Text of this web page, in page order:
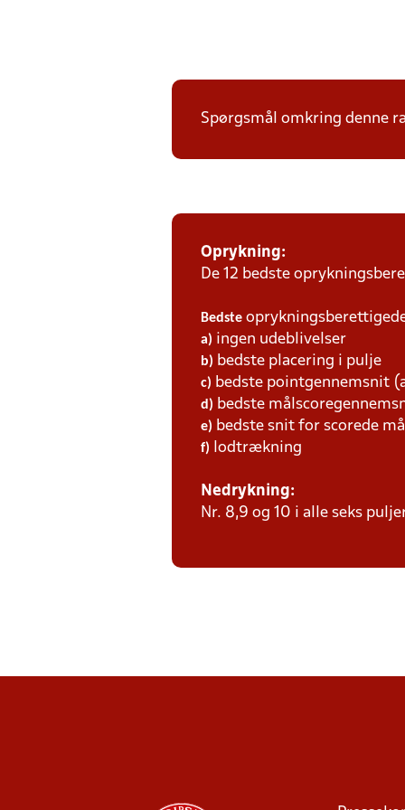
Spørgsmål omkring denne
Oprykning:
De 12 bedste
Bedste
a) ingen udeblivelser
b) bedste placering i pulje
c) bedste pointgennemsnit
d) bedste
e) bedste snit for scorede
f) lodtrækning
Nedrykning:
Nr. 8,9 og 10 i alle seks